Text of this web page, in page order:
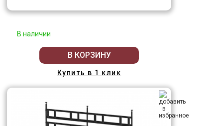
В наличии
В КОРЗИНУ
Купить в 1 клик